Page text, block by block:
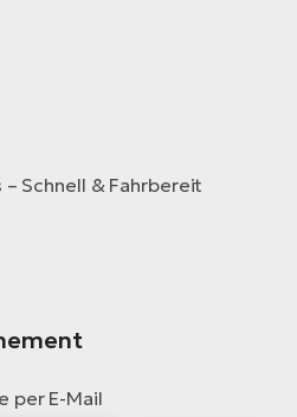
– Schnell & Fahrbereit
per E-Mail